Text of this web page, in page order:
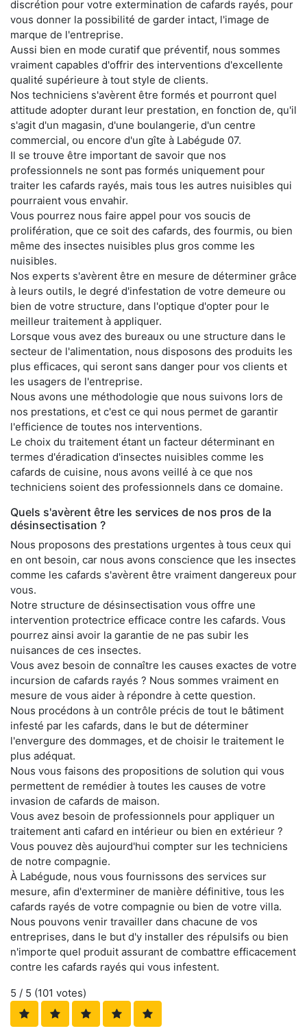
discrétion pour votre extermination de cafards rayés, pour
vous donner la possibilité de garder intact, l'image de
marque de l'entreprise.
Aussi bien en mode curatif que préventif, nous sommes
vraiment capables d'offrir des interventions d'excellente
qualité supérieure à tout style de clients.
Nos techniciens s'avèrent être formés et pourront quel
attitude adopter durant leur prestation, en fonction de, qu'il
s'agit d'un magasin, d'une boulangerie, d'un centre
commercial, ou encore d'un gîte à Labégude 07.
Il se trouve être important de savoir que nos
professionnels ne sont pas formés uniquement pour
traiter les cafards rayés, mais tous les autres nuisibles qui
pourraient vous envahir.
Vous pourrez nous faire appel pour vos soucis de
prolifération, que ce soit des cafards, des fourmis, ou bien
même des insectes nuisibles plus gros comme les
nuisibles.
Nos experts s'avèrent être en mesure de déterminer grâce
à leurs outils, le degré d'infestation de votre demeure ou
bien de votre structure, dans l'optique d'opter pour le
meilleur traitement à appliquer.
Lorsque vous avez des bureaux ou une structure dans le
secteur de l'alimentation, nous disposons des produits les
plus efficaces, qui seront sans danger pour vos clients et
les usagers de l'entreprise.
Nous avons une méthodologie que nous suivons lors de
nos prestations, et c'est ce qui nous permet de garantir
l'efficience de toutes nos interventions.
Le choix du traitement étant un facteur déterminant en
termes d'éradication d'insectes nuisibles comme les
cafards de cuisine, nous avons veillé à ce que nos
techniciens soient des professionnels dans ce domaine.
Quels s'avèrent être les services de nos pros de la
désinsectisation ?
Nous proposons des prestations urgentes à tous ceux qui
en ont besoin, car nous avons conscience que les insectes
comme les cafards s'avèrent être vraiment dangereux pour
vous.
Notre structure de désinsectisation vous offre une
intervention protectrice efficace contre les cafards. Vous
pourrez ainsi avoir la garantie de ne pas subir les
nuisances de ces insectes.
Vous avez besoin de connaître les causes exactes de votre
incursion de cafards rayés ? Nous sommes vraiment en
mesure de vous aider à répondre à cette question.
Nous procédons à un contrôle précis de tout le bâtiment
infesté par les cafards, dans le but de déterminer
l'envergure des dommages, et de choisir le traitement le
plus adéquat.
Nous vous faisons des propositions de solution qui vous
permettent de remédier à toutes les causes de votre
invasion de cafards de maison.
Vous avez besoin de professionnels pour appliquer un
traitement anti cafard en intérieur ou bien en extérieur ?
Vous pouvez dès aujourd'hui compter sur les techniciens
de notre compagnie.
À Labégude, nous vous fournissons des services sur
mesure, afin d'exterminer de manière définitive, tous les
cafards rayés de votre compagnie ou bien de votre villa.
Nous pouvons venir travailler dans chacune de vos
entreprises, dans le but d'y installer des répulsifs ou bien
n'importe quel produit assurant de combattre efficacement
contre les cafards rayés qui vous infestent.
5 / 5 (101 votes)